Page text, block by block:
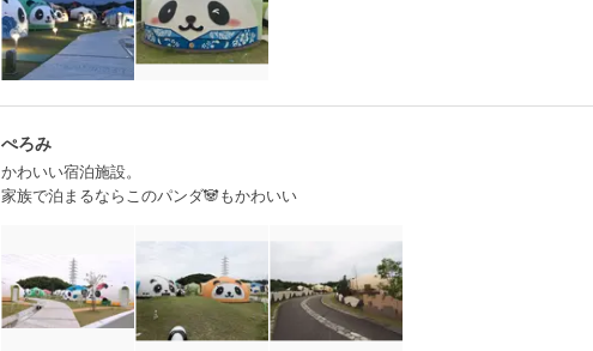
ぺろみ
かわいい宿泊施設。
家族で泊まるならこのパンダ🐼もかわいい